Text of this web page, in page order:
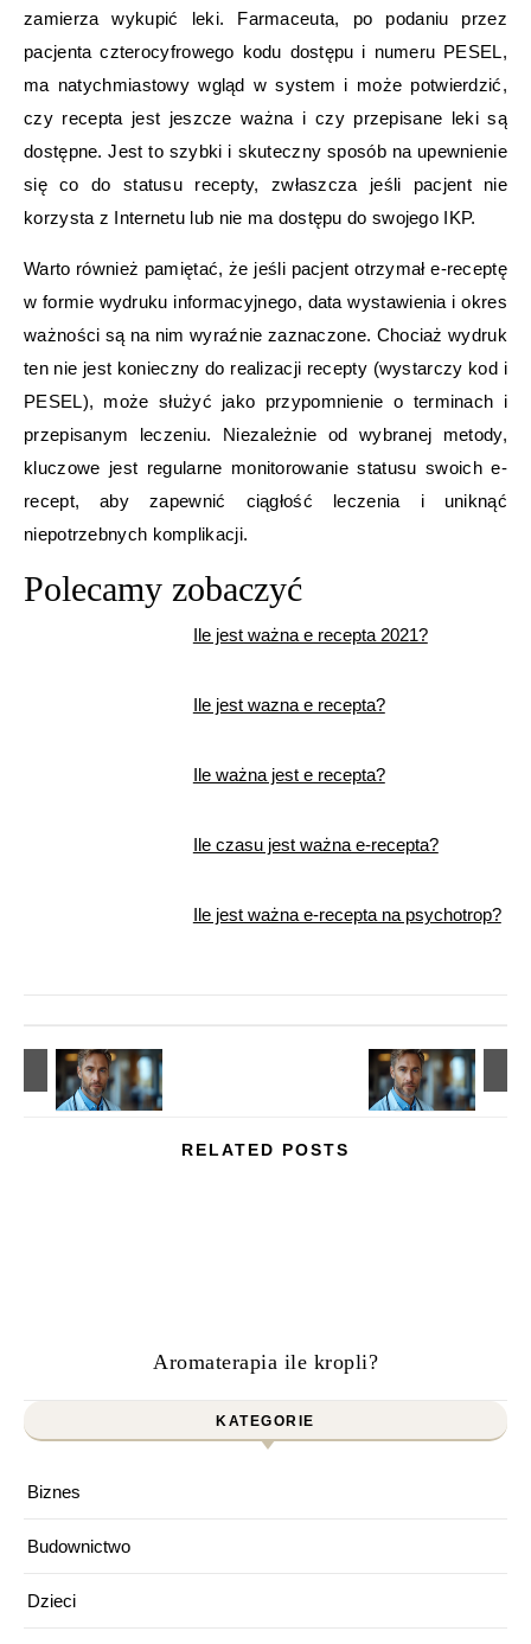
zamierza wykupić leki. Farmaceuta, po podaniu przez
pacjenta czterocyfrowego kodu dostępu i numeru PESEL,
ma natychmiastowy wgląd w system i może potwierdzić,
czy recepta jest jeszcze ważna i czy przepisane leki są
dostępne. Jest to szybki i skuteczny sposób na upewnienie
się co do statusu recepty, zwłaszcza jeśli pacjent nie
korzysta z Internetu lub nie ma dostępu do swojego IKP.
Warto również pamiętać, że jeśli pacjent otrzymał e-receptę
w formie wydruku informacyjnego, data wystawienia i okres
ważności są na nim wyraźnie zaznaczone. Chociaż wydruk
ten nie jest konieczny do realizacji recepty (wystarczy kod i
PESEL), może służyć jako przypomnienie o terminach i
przepisanym leczeniu. Niezależnie od wybranej metody,
kluczowe jest regularne monitorowanie statusu swoich e-
recept, aby zapewnić ciągłość leczenia i uniknąć
niepotrzebnych komplikacji.
Polecamy zobaczyć
Ile jest ważna e recepta 2021?
Ile jest wazna e recepta?
Ile ważna jest e recepta?
Ile czasu jest ważna e-recepta?
Ile jest ważna e-recepta na psychotrop?
RELATED POSTS
Aromaterapia ile kropli?
KATEGORIE
Biznes
Budownictwo
Dzieci